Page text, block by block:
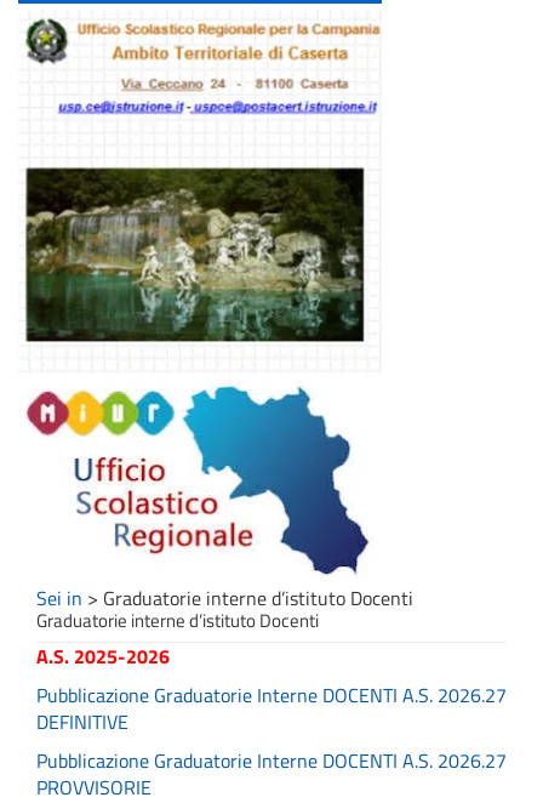
Sei in > Graduatorie interne d’istituto Docenti
Graduatorie interne d’istituto Docenti
A.S. 2025-2026
Pubblicazione Graduatorie Interne DOCENTI A.S. 2026.27
DEFINITIVE
Pubblicazione Graduatorie Interne DOCENTI A.S. 2026.27
PROVVISORIE